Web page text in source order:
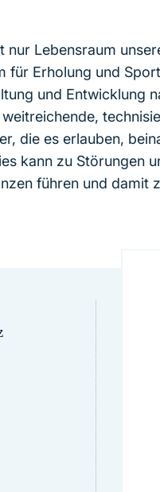
nur Lebensraum
für Erholung und
und Entwicklung
die es erlauben,
kann zu Störungen
führen und damit